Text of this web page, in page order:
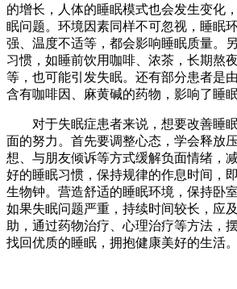
的增长，人体的睡眠模式也会发生变化
眠问题。环境因素同样不可忽视，睡眠
强、温度不适等，都会影响睡眠质量。
习惯，如睡前饮用咖啡、浓茶，长期熬
等，也可能引发失眠。还有部分患者是
含有咖啡因、麻黄碱的药物，影响了睡眠
对于失眠症患者来说，想要改善睡眠
面的努力。首先要调整心态，学会释放
想、与朋友倾诉等方式缓解负面情绪，
好的睡眠习惯，保持规律的作息时间，
生物钟。营造舒适的睡眠环境，保持卧
如果失眠问题严重，持续时间较长，应
助，通过药物治疗、心理治疗等方法，
找回优质的睡眠，拥抱健康美好的生活。